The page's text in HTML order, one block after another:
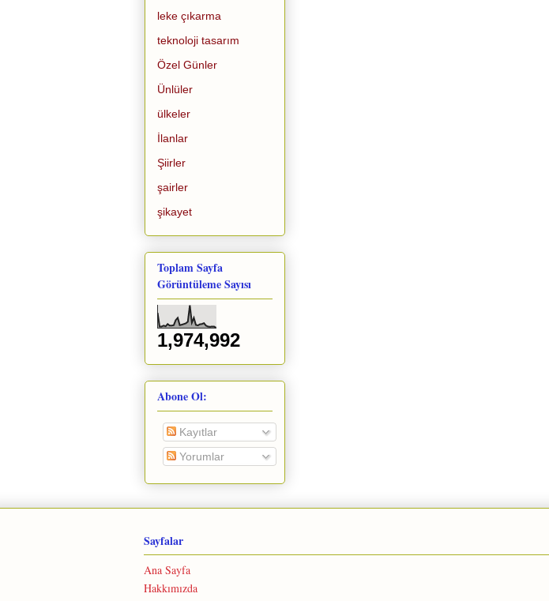
leke çıkarma
teknoloji tasarım
Özel Günler
Ünlüler
ülkeler
İlanlar
Şiirler
şairler
şikayet
Toplam Sayfa
Görüntüleme Sayısı
1,974,992
Abone Ol:
Kayıtlar
Yorumlar
Sayfalar
Ana Sayfa
Hakkımızda